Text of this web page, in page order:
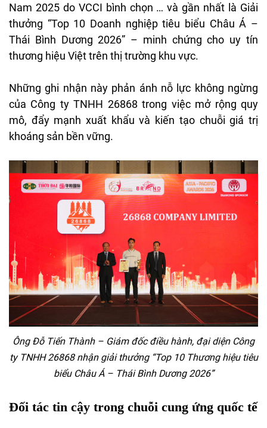
Nam 2025 do VCCI bình chọn … và gần nhất là Giải
thưởng “Top 10 Doanh nghiệp tiêu biểu Châu Á –
Thái Bình Dương 2026” – minh chứng cho uy tín
thương hiệu Việt trên thị trường khu vực.
Những ghi nhận này phản ánh nỗ lực không ngừng
của Công ty TNHH 26868 trong việc mở rộng quy
mô, đẩy mạnh xuất khẩu và kiến tạo chuỗi giá trị
khoáng sản bền vững.
Ông Đỗ Tiến Thành – Giám đốc điều hành, đại diện Công
ty TNHH 26868 nhận giải thưởng “Top 10 Thương hiệu tiêu
biểu Châu Á – Thái Bình Dương 2026”
Đối tác tin cậy trong chuỗi cung ứng quốc tế